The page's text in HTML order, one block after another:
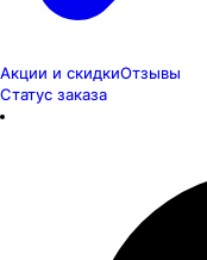
Акции и скидкиОтзывы
Статус заказа